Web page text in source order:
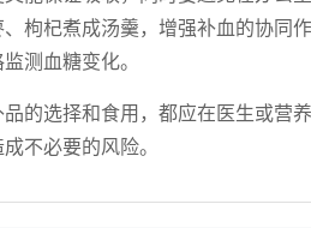
枸杞煮成汤羹，增强补血的协同
测血糖变化。
的选择和食用，都应在医生或营
不必要的风险。